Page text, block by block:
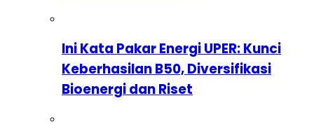
Ini Kata Pakar Energi UPER: Kunci
Keberhasilan B50, Diversifikasi
Bioenergi dan Riset